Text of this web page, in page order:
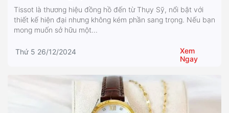
Tissot là thương hiệu đồng hồ đến từ Thụy Sỹ, nổi bật với
thiết kế hiện đại nhưng không kém phần sang trọng. Nếu bạn
mong muốn sở hữu một...
Thứ 5 26/12/2024
Xem
Ngay